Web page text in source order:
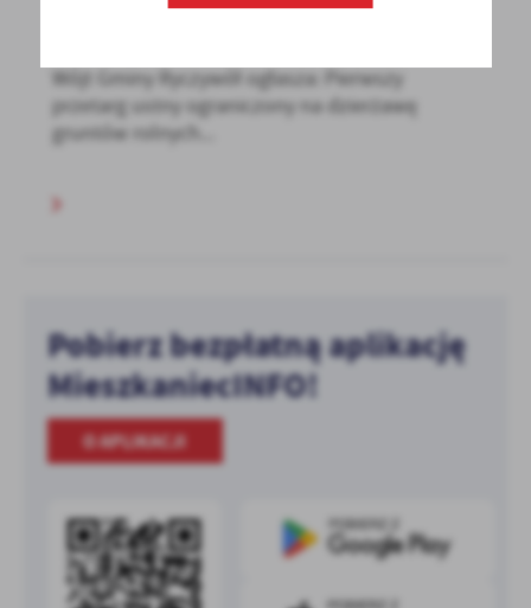
Wójt Gminy Ryczywół ogłasza: Pierwszy
przetarg ustny ograniczony na dzierżawę
gruntów rolnych...
Pobierz bezpłatną aplikację
MieszkaniecINFO!
O APLIKACJI